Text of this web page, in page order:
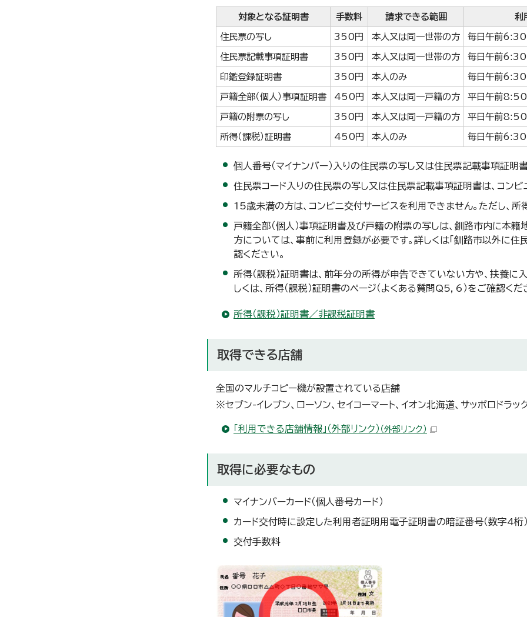
対象となる証明書 手数料 請求できる範囲 利
住民票の写し 350円 本人又は同一世帯の方 毎日午前
住民票記載事項証明書 350円 本人又は同一世帯の方 毎日午前
印鑑登録証明書 350円 本人のみ 毎日午前
戸籍全部（個人）事項証明書 450円 本人又は同一戸籍の方 平日午前
戸籍の附票の写し 350円 本人又は同一戸籍の方 平日午前
所得（課税）証明書 450円 本人のみ 毎日午前
個人番号（マイナンバー）入りの住民票の写し又は住民票記載事項証明
住民票コード入りの住民票の写し又は住民票記載事項証明書は、コン
15歳未満の方は、コンビニ交付サービスを利用できません。ただし、所
戸籍全部（個人）事項証明書及び戸籍の附票の写しは、釧路市内に本
方については、事前に利用登録が必要です。詳しくは「釧路市以外に
認ください。
所得（課税）証明書は、前年分の所得が申告できていない方や、扶養に
しくは、所得（課税）証明書のページ（よくある質問Q5，6）をご確認くだ
所得（課税）証明書／非課税証明書
取得できる店舗
全国のマルチコピー機が設置されている店舗
※セブン-イレブン、ローソン、セイコーマート、イオン北海道、サッポロドラッ
「利用できる店舗情報」（外部リンク） （外部リンク）
取得に必要なもの
マイナンバーカード（個人番号カード）
カード交付時に設定した利用者証明用電子証明書の暗証番号（数字4桁
交付手数料